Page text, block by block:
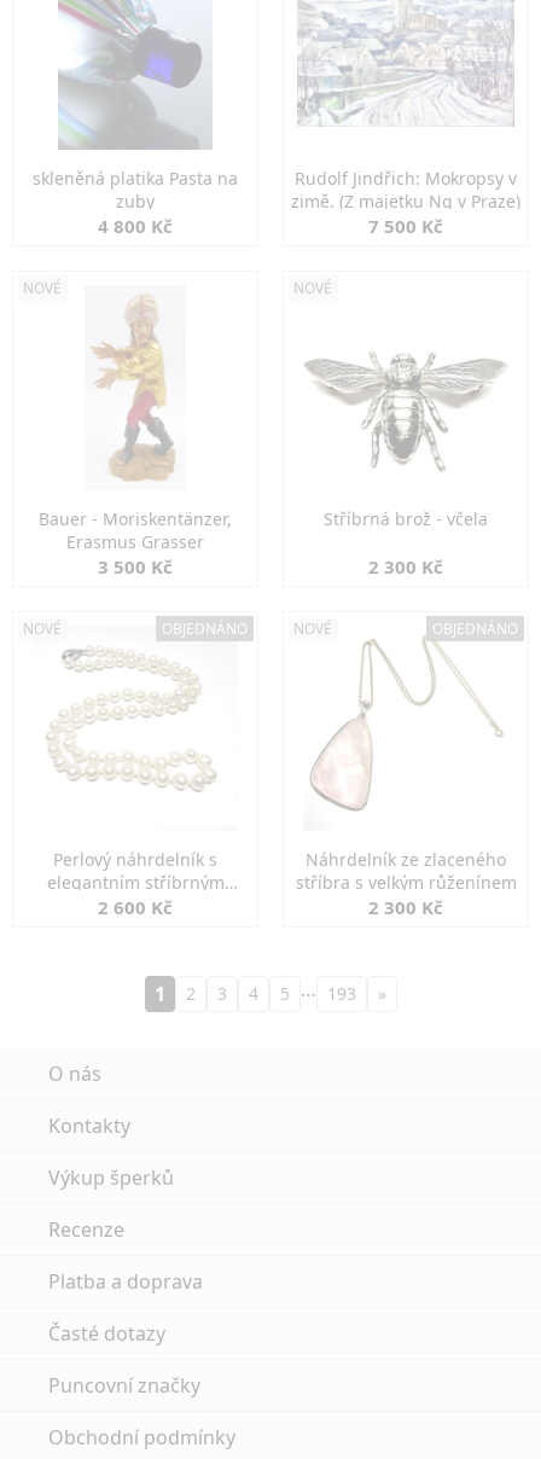
skleněná platika Pasta na
zuby
4 800 Kč
Rudolf Jindřich: Mokropsy v
zimě. (Z majetku Ng v Praze)
7 500 Kč
NOVÉ
Bauer - Moriskentänzer,
Erasmus Grasser
3 500 Kč
NOVÉ
Stříbrná brož - včela
2 300 Kč
NOVÉ OBJEDNÁNO
Perlový náhrdelník s
elegantním stříbrným
zapínáním
2 600 Kč
NOVÉ OBJEDNÁNO
Náhrdelník ze zlaceného
stříbra s velkým růženínem
2 300 Kč
1 2 3 4 5 … 193 »
O nás
Kontakty
Výkup šperků
Recenze
Platba a doprava
Časté dotazy
Puncovní značky
Obchodní podmínky